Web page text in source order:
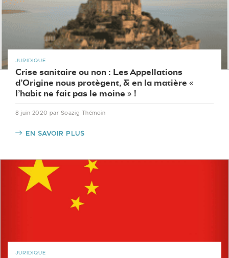
JURIDIQUE
Crise sanitaire ou non : Les Appellations
d’Origine nous protègent, & en la matière «
l’habit ne fait pas le moine » !
8 juin 2020 par Soazig Thémoin
EN SAVOIR PLUS
JURIDIQUE